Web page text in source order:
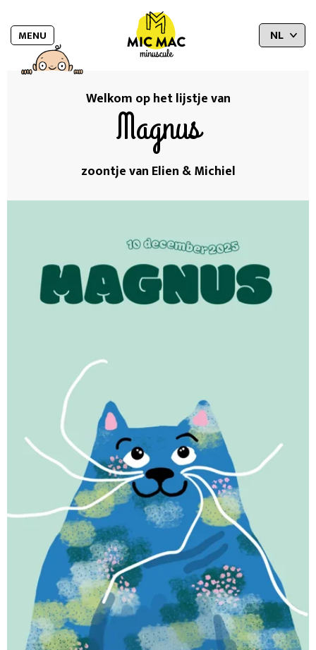
MENU
Welkom op het lijstje van
Magnus
zoontje van Elien & Michiel